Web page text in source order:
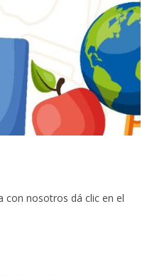
con nosotros dá clic en el